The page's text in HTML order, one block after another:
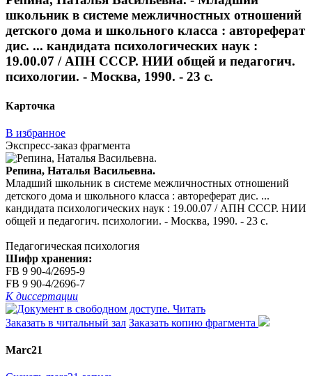
школьник в системе межличностных отношений
детского дома и школьного класса : автореферат
дис. ... кандидата психологических наук :
19.00.07 / АПН СССР. НИИ общей и педагогич.
психологии. - Москва, 1990. - 23 с.
Карточка
В избранное
Экспресс-заказ фрагмента
Репина, Наталья Васильевна.
Младший школьник в системе межличностных отношений
детского дома и школьного класса : автореферат дис. ...
кандидата психологических наук : 19.00.07 / АПН СССР. НИИ
общей и педагогич. психологии. - Москва, 1990. - 23 с.
Педагогическая психология
Шифр хранения:
FB 9 90-4/2695-9
FB 9 90-4/2696-7
К диссертации
Читать
Заказать в читальный зал Заказать копию фрагмента
Marc21